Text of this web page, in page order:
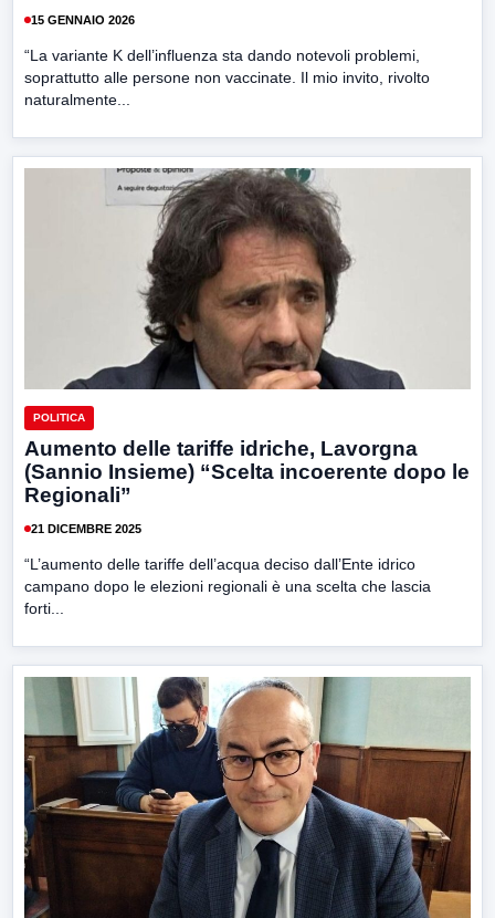
15 GENNAIO 2026
“La variante K dell’influenza sta dando notevoli problemi,
soprattutto alle persone non vaccinate. Il mio invito, rivolto
naturalmente...
POLITICA
Aumento delle tariffe idriche, Lavorgna
(Sannio Insieme) “Scelta incoerente dopo le
Regionali”
21 DICEMBRE 2025
“L’aumento delle tariffe dell’acqua deciso dall’Ente idrico
campano dopo le elezioni regionali è una scelta che lascia
forti...